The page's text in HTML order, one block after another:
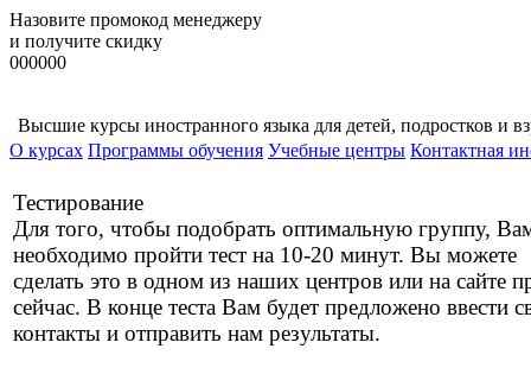
Назовите промокод менеджеру
и получите скидку
000000
Высшие курсы иностранного языка для детей, подростков и
О курсах Программы обучения Учебные центры Контактная
Тестирование
Для того, чтобы подобрать оптимальную группу,
необходимо пройти тест на 10-20 минут. Вы можете
сделать это в одном из наших центров или на сайте
сейчас. В конце теста Вам будет предложено ввести
контакты и отправить нам результаты.